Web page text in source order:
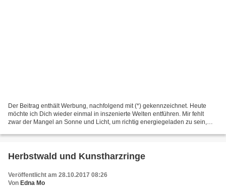
Der Beitrag enthält Werbung, nachfolgend mit (*) gekennzeichnet. Heute
möchte ich Dich wieder einmal in inszenierte Welten entführen. Mir fehlt
zwar der Mangel an Sonne und Licht, um richtig energiegeladen zu sein,
Herbstwald und Kunstharzringe
Veröffentlicht am 28.10.2017 08:26
Von Edna Mo